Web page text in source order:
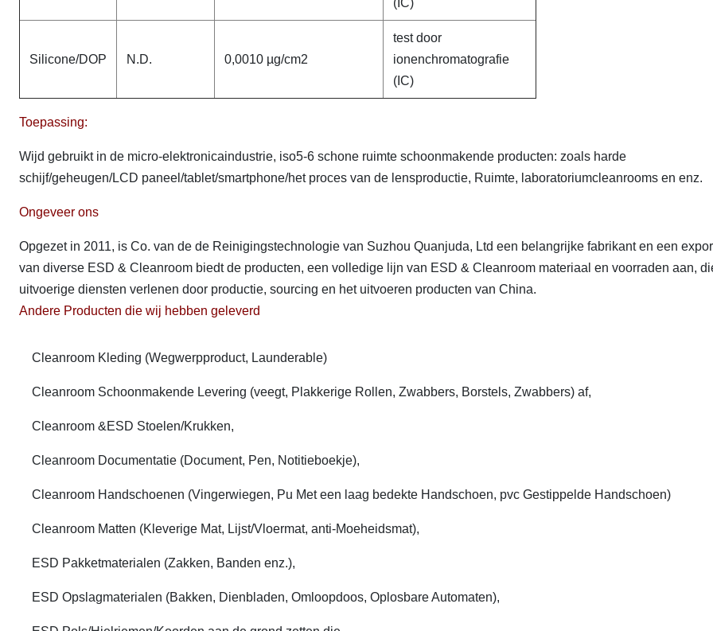
(IC)
Silicone/DOP N.D. 0,0010 µg/cm2
test door
ionenchromatografie
(IC)
Toepassing:
Wijd gebruikt in de micro-elektronicaindustrie, iso5-6 schone ruimte schoonmakende producten: zoals harde
schijf/geheugen/LCD paneel/tablet/smartphone/het proces van de lensproductie, Ruimte, laboratoriumcleanrooms en enz.
Ongeveer ons
Opgezet in 2011, is Co. van de de Reinigingstechnologie van Suzhou Quanjuda, Ltd een belangrijke fabrikant en een
van diverse ESD & Cleanroom biedt de producten, een volledige lijn van ESD & Cleanroom materiaal en voorraden aan,
uitvoerige diensten verlenen door productie, sourcing en het uitvoeren producten van China.
Andere Producten die wij hebben geleverd
Cleanroom Kleding (Wegwerpproduct, Launderable)
Cleanroom Schoonmakende Levering (veegt, Plakkerige Rollen, Zwabbers, Borstels, Zwabbers) af,
Cleanroom &ESD Stoelen/Krukken,
Cleanroom Documentatie (Document, Pen, Notitieboekje),
Cleanroom Handschoenen (Vingerwiegen, Pu Met een laag bedekte Handschoen, pvc Gestippelde Handschoen)
Cleanroom Matten (Kleverige Mat, Lijst/Vloermat, anti-Moeheidsmat),
ESD Pakketmaterialen (Zakken, Banden enz.),
ESD Opslagmaterialen (Bakken, Dienbladen, Omloopdoos, Oplosbare Automaten),